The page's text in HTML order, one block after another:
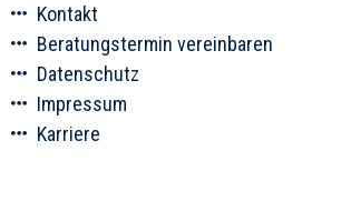
Kontakt
Beratungstermin vereinbaren
Datenschutz
Impressum
Karriere